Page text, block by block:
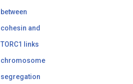
between
cohesin and
TORC1 links
chromosome
segregation